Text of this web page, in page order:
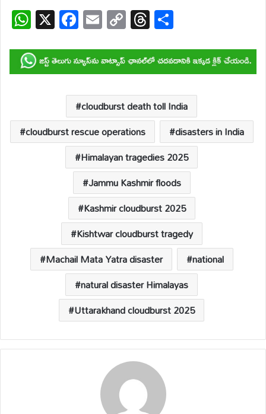
W
h
at
s
p
p
X F
ac
e
b
o
o
k
E
m
ail
C
o
p
y
Li
n
k
T
hr
e
a
d
s
ar
e
cloudburst death toll India
cloudburst rescue operations
disasters in India
Himalayan tragedies 2025
Jammu Kashmir floods
Kashmir cloudburst 2025
Kishtwar cloudburst tragedy
Machail Mata Yatra disaster
national
natural disaster Himalayas
Uttarakhand cloudburst 2025